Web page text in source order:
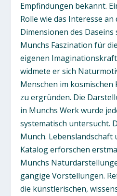
Empfindungen bekannt.
Rolle wie das Interesse an
Dimensionen des Daseins
Munchs Faszination für
eigenen
widmete er sich
Menschen im kosmischen
zu ergründen. Die
in Munchs Werk wurde
systematisch untersucht.
Munch. Lebenslandschaft
Katalog erforschen
Munchs
gängige Vorstellungen.
die künstlerischen,